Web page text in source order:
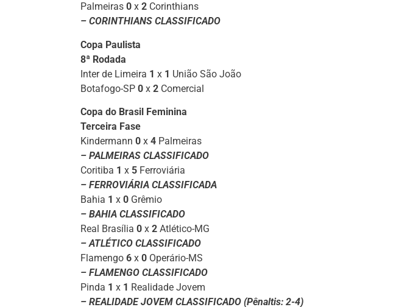
Palmeiras 0 x 2 Corinthians
– CORINTHIANS CLASSIFICADO
Copa Paulista
8ª Rodada
Inter de Limeira 1 x 1 União São João
Botafogo-SP 0 x 2 Comercial
Copa do Brasil Feminina
Terceira Fase
Kindermann 0 x 4 Palmeiras
– PALMEIRAS CLASSIFICADO
Coritiba 1 x 5 Ferroviária
– FERROVIÁRIA CLASSIFICADA
Bahia 1 x 0 Grêmio
– BAHIA CLASSIFICADO
Real Brasília 0 x 2 Atlético-MG
– ATLÉTICO CLASSIFICADO
Flamengo 6 x 0 Operário-MS
– FLAMENGO CLASSIFICADO
Pinda 1 x 1 Realidade Jovem
– REALIDADE JOVEM CLASSIFICADO (Pênaltis: 2-4)